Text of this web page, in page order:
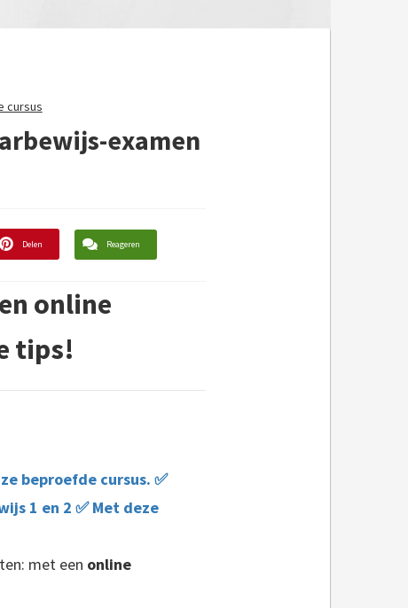
cursus
examen
Delen Reageren
online
tips!
beproefde cursus. ✅
1 en 2 ✅ Met deze
met een online